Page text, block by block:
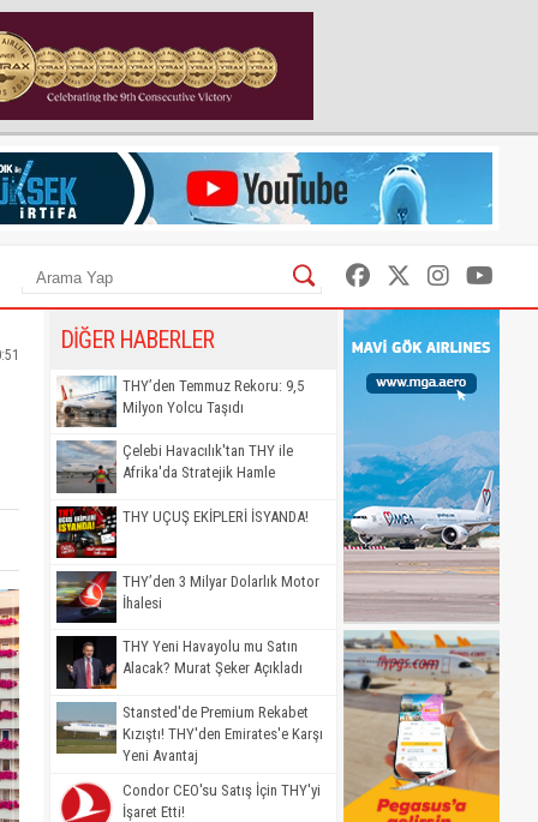
DİĞER HABERLER
THY’den Temmuz Rekoru: 9,5
Milyon Yolcu Taşıdı
Çelebi Havacılık'tan THY ile
Afrika'da Stratejik Hamle
THY UÇUŞ EKİPLERİ İSYANDA!
THY’den 3 Milyar Dolarlık Motor
İhalesi
THY Yeni Havayolu mu Satın
Alacak? Murat Şeker Açıkladı
Stansted'de Premium Rekabet
Kızıştı! THY'den Emirates'e Karşı
Yeni Avantaj
Condor CEO'su Satış İçin THY'yi
İşaret Etti!